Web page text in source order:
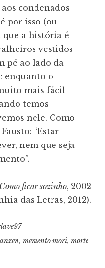
condenados
por isso (ou
que a história é
vestidos
pé ao lado da
enquanto o
mais fácil
temos
nele. Como
“Estar
nem que seja
Como ficar sozinho, 2002
das Letras, 2012).
, memento mori, morte